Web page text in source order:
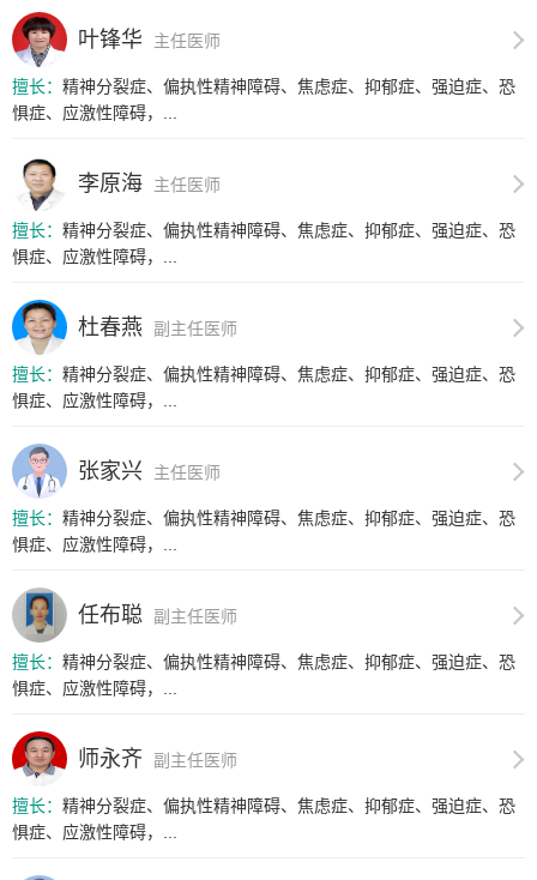
叶锋华 主任医师
擅长： 精神分裂症、偏执性精神障碍、焦虑症、抑郁症、强迫症、恐
惧症、应激性障碍，...
李原海 主任医师
擅长： 精神分裂症、偏执性精神障碍、焦虑症、抑郁症、强迫症、恐
惧症、应激性障碍，...
杜春燕 副主任医师
擅长： 精神分裂症、偏执性精神障碍、焦虑症、抑郁症、强迫症、恐
惧症、应激性障碍，...
张家兴 主任医师
擅长： 精神分裂症、偏执性精神障碍、焦虑症、抑郁症、强迫症、恐
惧症、应激性障碍，...
任布聪 副主任医师
擅长： 精神分裂症、偏执性精神障碍、焦虑症、抑郁症、强迫症、恐
惧症、应激性障碍，...
师永齐 副主任医师
擅长： 精神分裂症、偏执性精神障碍、焦虑症、抑郁症、强迫症、恐
惧症、应激性障碍，...